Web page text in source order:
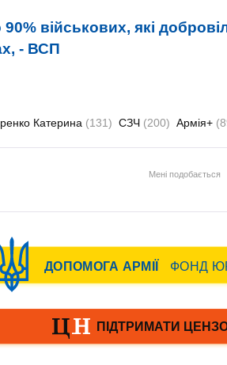
військових, які
- ВСП
Катерина (131) СЗЧ (200) Армія+
Мені подобається